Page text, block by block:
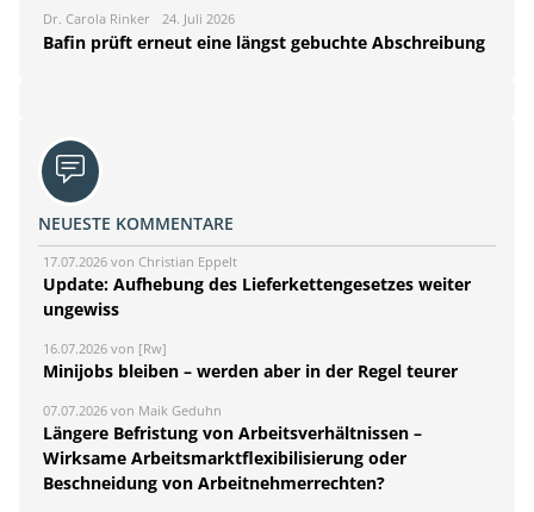
Dr. Carola Rinker 24. Juli 2026
Bafin prüft erneut eine längst gebuchte Abschreibung
NEUESTE KOMMENTARE
17.07.2026 von Christian Eppelt
Update: Aufhebung des Lieferkettengesetzes weiter
ungewiss
16.07.2026 von [Rw]
Minijobs bleiben – werden aber in der Regel teurer
07.07.2026 von Maik Geduhn
Längere Befristung von Arbeitsverhältnissen –
Wirksame Arbeitsmarktflexibilisierung oder
Beschneidung von Arbeitnehmerrechten?